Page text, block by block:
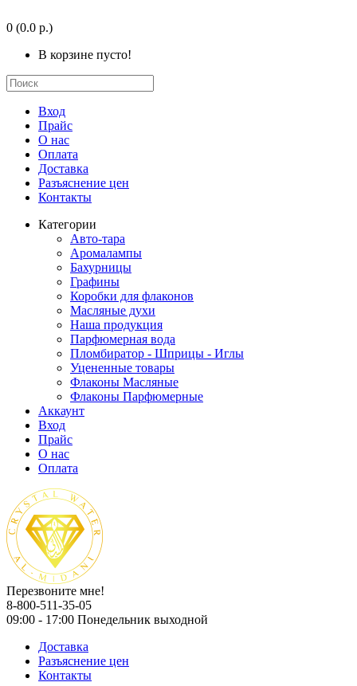
0 (0.0 р.)
В корзине пусто!
Вход
Прайс
О нас
Оплата
Доставка
Разъяснение цен
Контакты
Категории
Авто-тара
Аромалампы
Бахурницы
Графины
Коробки для флаконов
Масляные духи
Наша продукция
Парфюмерная вода
Пломбиратор - Шприцы - Иглы
Уцененные товары
Флаконы Масляные
Флаконы Парфюмерные
Аккаунт
Вход
Прайс
О нас
Оплата
Перезвоните мне!
8-800-511-35-05
09:00 - 17:00 Понедельник выходной
Доставка
Разъяснение цен
Контакты